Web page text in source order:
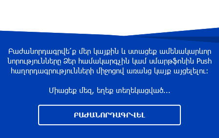
около одного месяца назад
На автодороге Ереван-Севан произошел
около одного месяца назад
Оппозиция Грузии отказалась от мандатов и
Բաժանորդագրվե՛ք մեր կայքին և ստացեք ամենակարևոր
նորությունները Ձեր համակարգչին կամ սմարթֆոնին Push
հաղորդագրությունների միջոցով առանց կայք այցելելու։
Միացեք մեզ, եղեք տեղեկացված...
ԲԱԺԱՆՈՐԴԱԳՐՎԵԼ